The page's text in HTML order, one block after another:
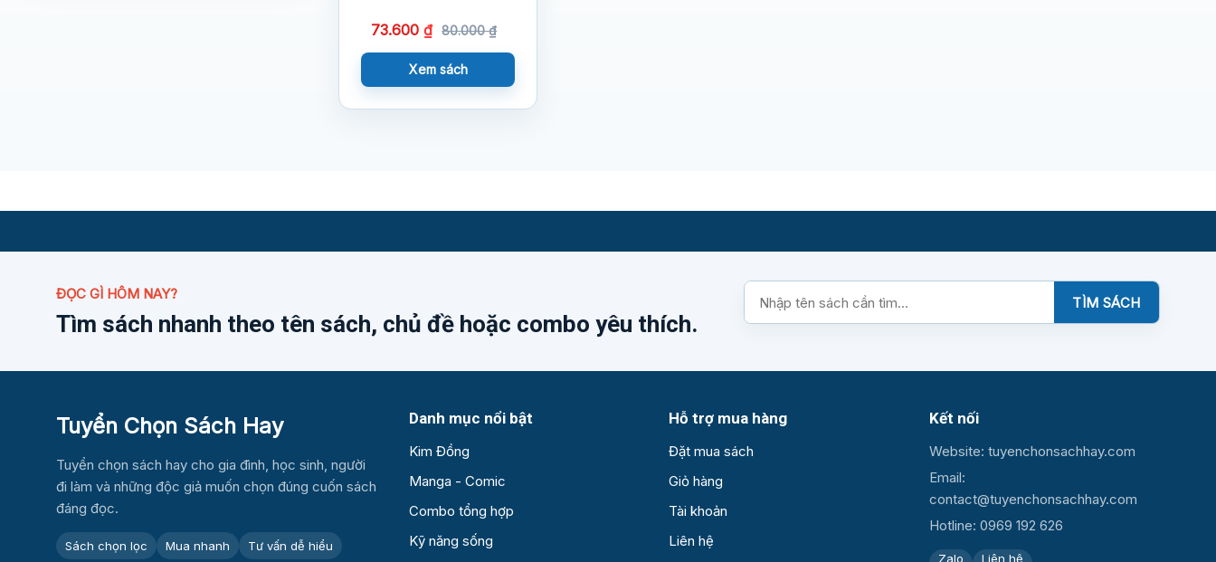
73.600₫ 80.000₫
Xem sách
ĐỌC GÌ HÔM NAY?
Tìm sách nhanh theo tên sách, chủ đề hoặc combo yêu thích.
Tìm
kiếm
sách
TÌM SÁCH
Tuyển Chọn Sách Hay
Tuyển chọn sách hay cho gia đình, học sinh, người
đi làm và những độc giả muốn chọn đúng cuốn sách
đáng đọc.
Sách chọn lọc Mua nhanh Tư vấn dễ hiểu
Danh mục nổi bật
Kim Đồng
Manga - Comic
Combo tổng hợp
Kỹ năng sống
Hỗ trợ mua hàng
Đặt mua sách
Giỏ hàng
Tài khoản
Liên hệ
Kết nối
Website: tuyenchonsachhay.com
Email:
contact@tuyenchonsachhay.com
Hotline: 0969 192 626
Zalo Liên hệ